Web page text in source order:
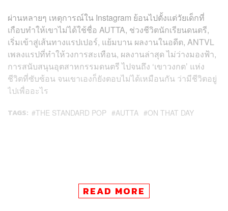
ผ่านหลายๆ เหตุการณ์ใน Instagram ย้อนไปตั้งแต่วัยเด็กที่
เกือบทำให้เขาไม่ได้ใช้ชื่อ AUTTA, ช่วงชีวิตนักเรียนดนตรี,
เริ่มเข้าสู่เส้นทางแรปเปอร์, แย้มบาน ผลงานในอดีต, ANTVL
เพลงแรปที่ทำให้วงการสะเทือน, ผลงานล่าสุด ไม่ว่างมองฟ้า,
การสนับสนุนอุตสาหกรรมดนตรี ไปจนถึง ‘เขาวงกต’ แห่ง
ชีวิตที่ซับซ้อน จนเขาเองก็ยังตอบไม่ได้เหมือนกัน ว่ามีชีวิตอยู่
ไปเพื่ออะไร
TAGS: THE STANDARD POP AUTTA ON THAT DAY
READ MORE